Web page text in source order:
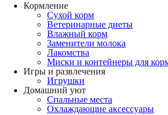
Кормление
Сухой корм
Ветеринарные диеты
Влажный корм
Заменители молока
Лакомства
Миски и контейнеры для
Игры и развлечения
Игрушки
Домашний уют
Спальные места
Охлаждающие аксессуары